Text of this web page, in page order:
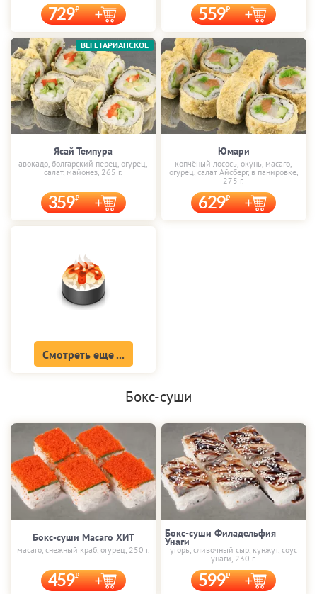
729 559
Ясай Темпура
авокадо, болгарский перец, огурец,
салат, майонез, 265 г.
359
ВЕГЕТАРИАНСКОЕ
Юмари
копчёный лосось, окунь, масаго,
огурец, салат Айсберг, в панировке,
275 г.
629
Смотреть еще ...
Бокс-суши
Бокс-суши Масаго ХИТ
масаго, снежный краб, огурец, 250 г.
459
Бокс-суши Филадельфия
Унаги
угорь, сливочный сыр, кунжут, соус
унаги, 230 г.
599